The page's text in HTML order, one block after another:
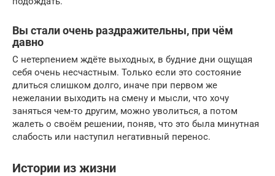
Вы стали очень раздражительны, при чём
давно
С нетерпением ждёте выходных, в будние дни ощущая
себя очень несчастным. Только если это состояние
длиться слишком долго, иначе при первом же
нежелании выходить на смену и мысли, что хочу
заняться чем-то другим, можно уволиться, а потом
жалеть о своём решении, поняв, что это была минутная
слабость или наступил негативный перенос.
Истории из жизни